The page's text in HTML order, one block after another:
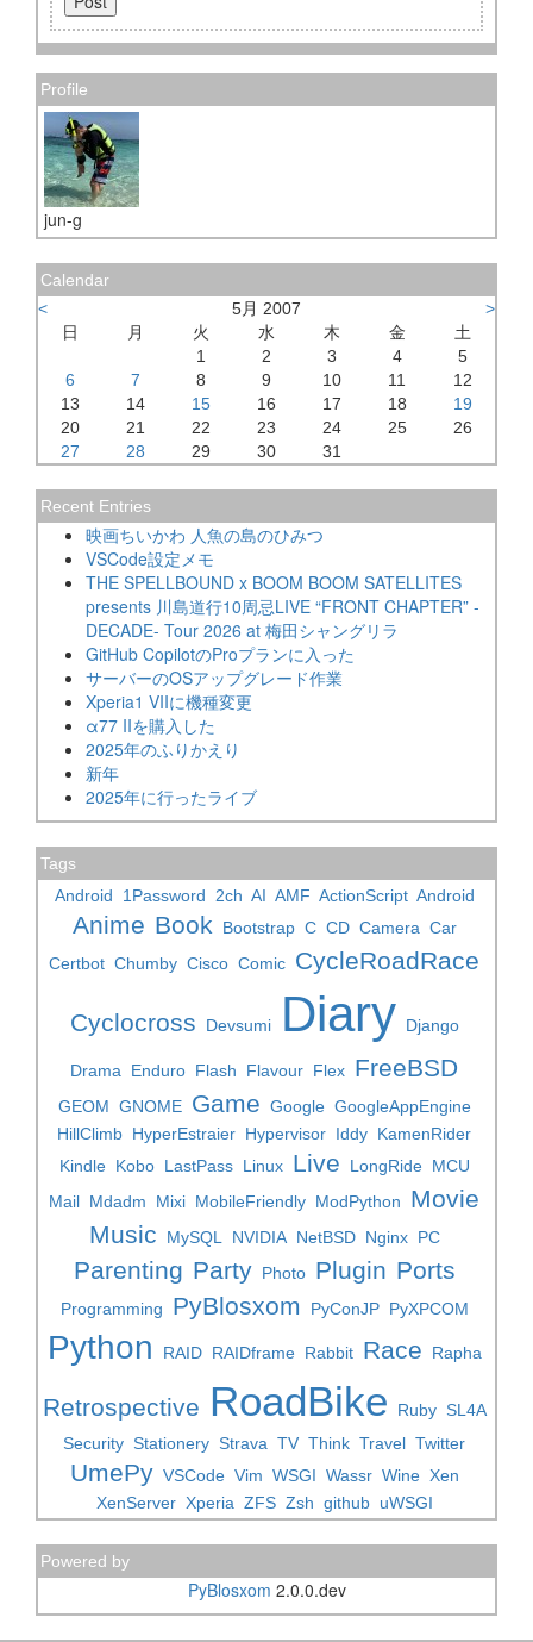
Profile
jun-g
Calendar
<
5月 2007
>
日
月 火 水 木 金
土
1
2 3 4
5
6
7 8 9 10 11
12
13
14 15 16 17 18
19
20
21 22 23 24 25
26
27
28 29 30 31
Recent Entries
映画ちいかわ 人魚の島のひみつ
VSCode設定メモ
THE SPELLBOUND x BOOM BOOM SATELLITES
presents 川島道行10周忌LIVE “FRONT CHAPTER” -
DECADE- Tour 2026 at 梅田シャングリラ
GitHub CopilotのProプランに入った
サーバーのOSアップグレード作業
Xperia1 VIIに機種変更
α77 IIを購入した
2025年のふりかえり
新年
2025年に行ったライブ
Tags
Android
1Password 2ch AI AMF ActionScript Android
Anime Book Bootstrap C CD Camera Car
Certbot Chumby Cisco Comic CycleRoadRace
Cyclocross Devsumi Diary Django
Drama Enduro Flash Flavour Flex FreeBSD
GEOM GNOME Game Google GoogleAppEngine
HillClimb HyperEstraier Hypervisor Iddy KamenRider
Kindle Kobo LastPass Linux Live LongRide MCU
Mail Mdadm Mixi MobileFriendly ModPython
Movie
Music
MySQL NVIDIA NetBSD Nginx PC
Parenting Party Photo Plugin Ports
Programming PyBlosxom PyConJP PyXPCOM
Python RAID RAIDframe Rabbit Race Rapha
Retrospective RoadBike Ruby SL4A
Security Stationery Strava TV Think Travel Twitter
UmePy VSCode Vim WSGI Wassr Wine Xen
XenServer Xperia ZFS Zsh github uWSGI
Powered by
PyBlosxom 2.0.0.dev